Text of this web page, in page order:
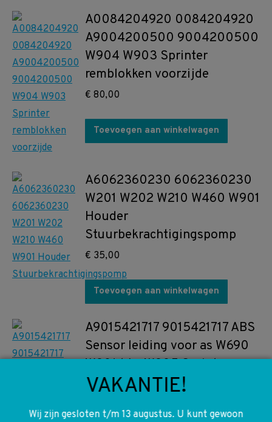
A0084204920 0084204920
A9004200500 9004200500
W904 W903 Sprinter
remblokken voorzijde
€ 80,00
Toevoegen aan winkelwagen
A6062360230 6062360230
W201 W202 W210 W460 W901
Houder
Stuurbekrachtigingspomp
€ 35,00
Toevoegen aan winkelwagen
A9015421717 9015421717 ABS
Sensor leiding voor as W690
W901 t/m W905 Sprinter
€145,00
VAKANTIE!
Wij zijn gesloten t/m 13 augustus. U kunt gewoon